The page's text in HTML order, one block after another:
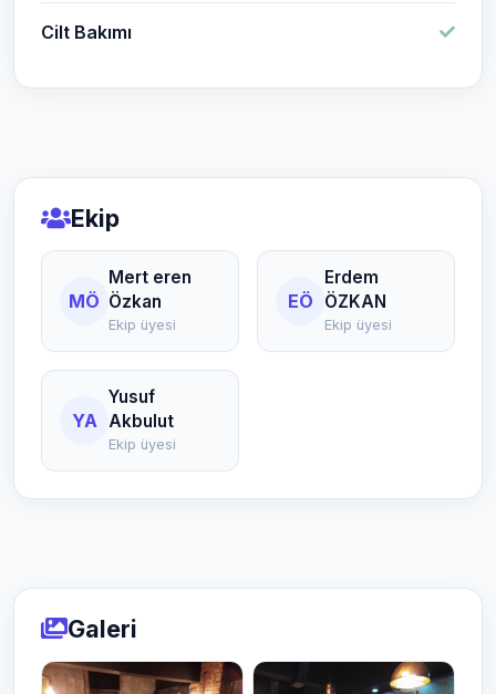
Cilt Bakımı
Ekip
MÖ
Mert eren
Özkan
Ekip üyesi
EÖ
Erdem
ÖZKAN
Ekip üyesi
YA
Yusuf
Akbulut
Ekip üyesi
Galeri